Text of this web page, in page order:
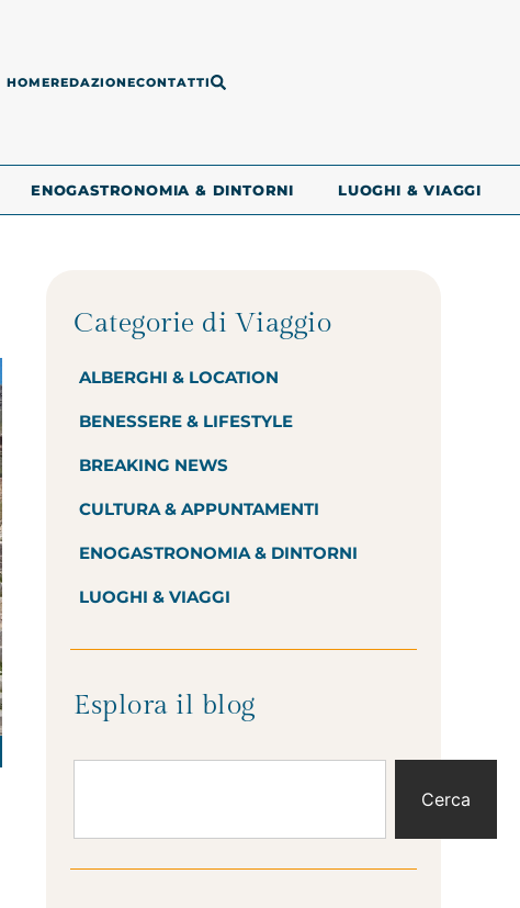
HOMEREDAZIONECONTATTI
ENOGASTRONOMIA & DINTORNI LUOGHI & VIAGGI
Categorie di Viaggio
ALBERGHI & LOCATION
BENESSERE & LIFESTYLE
BREAKING NEWS
CULTURA & APPUNTAMENTI
ENOGASTRONOMIA & DINTORNI
LUOGHI & VIAGGI
Esplora il blog
Cerca